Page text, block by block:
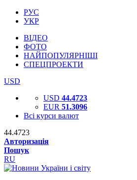
РУС
УКР
ВІДЕО
ФОТО
НАЙПОПУЛЯРНІШІ
СПЕЦПРОЕКТИ
USD
USD 44.4723
EUR 51.3096
Всі курси валют
44.4723
Авторизація
Пошук
RU